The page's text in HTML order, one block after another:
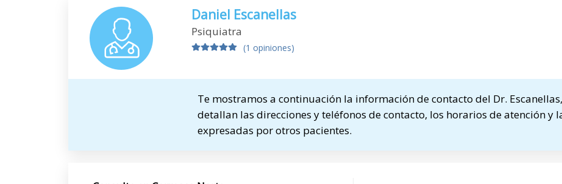
Daniel Escanellas
Psiquiatra
(1 opiniones)
Te mostramos a continuación la información de contacto del Dr.
detallan las direcciones y teléfonos de contacto, los horarios de atención y
expresadas por otros pacientes.